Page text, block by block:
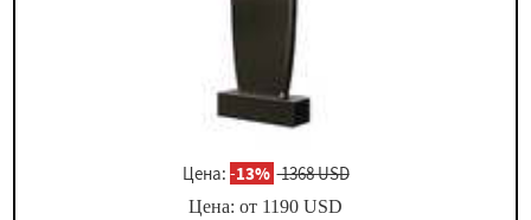
Цена: -13% 1368 USD
Цена: от 1190 USD